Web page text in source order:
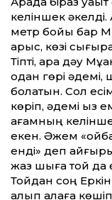
келіншек
метр бойы бар
қарыс, көзі
Тіпті, қара дәу
одан гөрі әдемі,
болатын. Сол
көріп, әдемі қыз
ағамның
екен. Әжем
енді» деп
жаз шыға той да
Тойдан соң
алып қалаға